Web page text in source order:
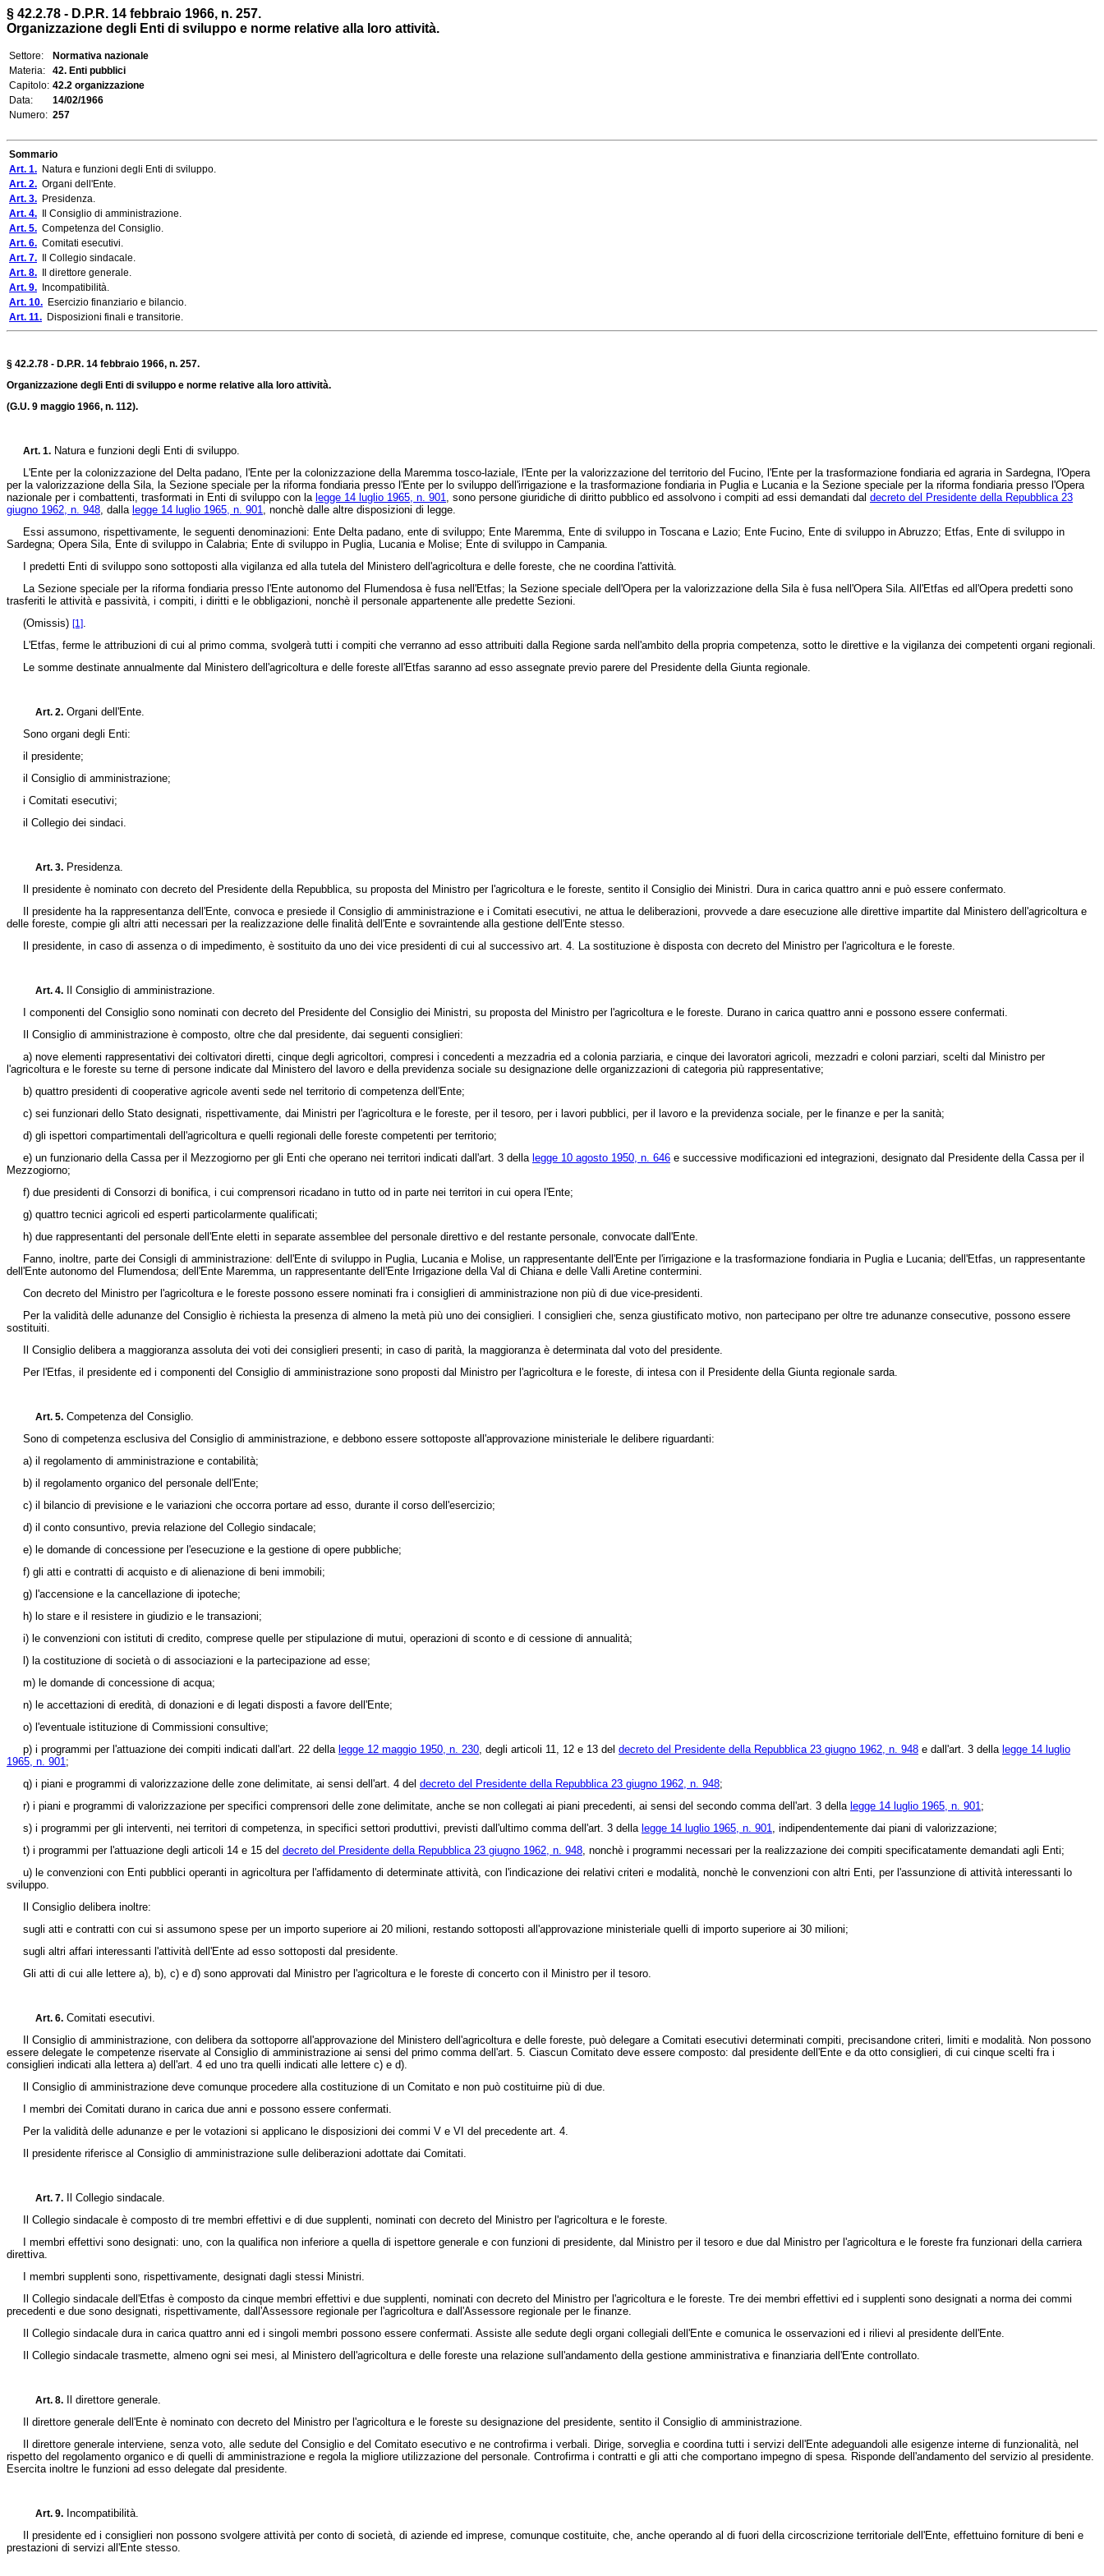
§ 42.2.78 - D.P.R. 14 febbraio 1966, n. 257.
Organizzazione degli Enti di sviluppo e norme relative alla loro attività.
Settore:
Normativa nazionale
Materia:
42. Enti pubblici
Capitolo: 42.2 organizzazione
Data:
14/02/1966
Numero: 257
Sommario
Art. 1. Natura e funzioni degli Enti di sviluppo.
Art. 2. Organi dell'Ente.
Art. 3. Presidenza.
Art. 4. Il Consiglio di amministrazione.
Art. 5. Competenza del Consiglio.
Art. 6. Comitati esecutivi.
Art. 7. Il Collegio sindacale.
Art. 8. Il direttore generale.
Art. 9. Incompatibilità.
Art. 10. Esercizio finanziario e bilancio.
Art. 11. Disposizioni finali e transitorie.
§ 42.2.78 - D.P.R. 14 febbraio 1966, n. 257.
Organizzazione degli Enti di sviluppo e norme relative alla loro attività.
(G.U. 9 maggio 1966, n. 112).
Art. 1. Natura e funzioni degli Enti di sviluppo.
L'Ente per la colonizzazione del Delta padano, l'Ente per la colonizzazione della Maremma tosco-laziale, l'Ente per la valorizzazione del territorio del Fucino, l'Ente per la trasformazione fondiaria ed agraria in Sardegna, l'Opera
per la valorizzazione della Sila, la Sezione speciale per la riforma fondiaria presso l'Ente per lo sviluppo dell'irrigazione e la trasformazione fondiaria in Puglia e Lucania e la Sezione speciale per la riforma fondiaria presso l'Opera
nazionale per i combattenti, trasformati in Enti di sviluppo con la legge 14 luglio 1965, n. 901, sono persone giuridiche di diritto pubblico ed assolvono i compiti ad essi demandati dal decreto del Presidente della Repubblica 23
giugno 1962, n. 948, dalla legge 14 luglio 1965, n. 901, nonchè dalle altre disposizioni di legge.
Essi assumono, rispettivamente, le seguenti denominazioni: Ente Delta padano, ente di sviluppo; Ente Maremma, Ente di sviluppo in Toscana e Lazio; Ente Fucino, Ente di sviluppo in Abruzzo; Etfas, Ente di sviluppo in
Sardegna; Opera Sila, Ente di sviluppo in Calabria; Ente di sviluppo in Puglia, Lucania e Molise; Ente di sviluppo in Campania.
I predetti Enti di sviluppo sono sottoposti alla vigilanza ed alla tutela del Ministero dell'agricoltura e delle foreste, che ne coordina l'attività.
La Sezione speciale per la riforma fondiaria presso l'Ente autonomo del Flumendosa è fusa nell'Etfas; la Sezione speciale dell'Opera per la valorizzazione della Sila è fusa nell'Opera Sila. All'Etfas ed all'Opera predetti sono
trasferiti le attività e passività, i compiti, i diritti e le obbligazioni, nonchè il personale appartenente alle predette Sezioni.
(Omissis) [1].
L'Etfas, ferme le attribuzioni di cui al primo comma, svolgerà tutti i compiti che verranno ad esso attribuiti dalla Regione sarda nell'ambito della propria competenza, sotto le direttive e la vigilanza dei competenti organi regionali.
Le somme destinate annualmente dal Ministero dell'agricoltura e delle foreste all'Etfas saranno ad esso assegnate previo parere del Presidente della Giunta regionale.
Art. 2. Organi dell'Ente.
Sono organi degli Enti:
il presidente;
il Consiglio di amministrazione;
i Comitati esecutivi;
il Collegio dei sindaci.
Art. 3. Presidenza.
Il presidente è nominato con decreto del Presidente della Repubblica, su proposta del Ministro per l'agricoltura e le foreste, sentito il Consiglio dei Ministri. Dura in carica quattro anni e può essere confermato.
Il presidente ha la rappresentanza dell'Ente, convoca e presiede il Consiglio di amministrazione e i Comitati esecutivi, ne attua le deliberazioni, provvede a dare esecuzione alle direttive impartite dal Ministero dell'agricoltura e
delle foreste, compie gli altri atti necessari per la realizzazione delle finalità dell'Ente e sovraintende alla gestione dell'Ente stesso.
Il presidente, in caso di assenza o di impedimento, è sostituito da uno dei vice presidenti di cui al successivo art. 4. La sostituzione è disposta con decreto del Ministro per l'agricoltura e le foreste.
Art. 4. Il Consiglio di amministrazione.
I componenti del Consiglio sono nominati con decreto del Presidente del Consiglio dei Ministri, su proposta del Ministro per l'agricoltura e le foreste. Durano in carica quattro anni e possono essere confermati.
Il Consiglio di amministrazione è composto, oltre che dal presidente, dai seguenti consiglieri:
a) nove elementi rappresentativi dei coltivatori diretti, cinque degli agricoltori, compresi i concedenti a mezzadria ed a colonia parziaria, e cinque dei lavoratori agricoli, mezzadri e coloni parziari, scelti dal Ministro per
l'agricoltura e le foreste su terne di persone indicate dal Ministero del lavoro e della previdenza sociale su designazione delle organizzazioni di categoria più rappresentative;
b) quattro presidenti di cooperative agricole aventi sede nel territorio di competenza dell'Ente;
c) sei funzionari dello Stato designati, rispettivamente, dai Ministri per l'agricoltura e le foreste, per il tesoro, per i lavori pubblici, per il lavoro e la previdenza sociale, per le finanze e per la sanità;
d) gli ispettori compartimentali dell'agricoltura e quelli regionali delle foreste competenti per territorio;
e) un funzionario della Cassa per il Mezzogiorno per gli Enti che operano nei territori indicati dall'art. 3 della legge 10 agosto 1950, n. 646 e successive modificazioni ed integrazioni, designato dal Presidente della Cassa per il
Mezzogiorno;
f) due presidenti di Consorzi di bonifica, i cui comprensori ricadano in tutto od in parte nei territori in cui opera l'Ente;
g) quattro tecnici agricoli ed esperti particolarmente qualificati;
h) due rappresentanti del personale dell'Ente eletti in separate assemblee del personale direttivo e del restante personale, convocate dall'Ente.
Fanno, inoltre, parte dei Consigli di amministrazione: dell'Ente di sviluppo in Puglia, Lucania e Molise, un rappresentante dell'Ente per l'irrigazione e la trasformazione fondiaria in Puglia e Lucania; dell'Etfas, un rappresentante
dell'Ente autonomo del Flumendosa; dell'Ente Maremma, un rappresentante dell'Ente Irrigazione della Val di Chiana e delle Valli Aretine contermini.
Con decreto del Ministro per l'agricoltura e le foreste possono essere nominati fra i consiglieri di amministrazione non più di due vice-presidenti.
Per la validità delle adunanze del Consiglio è richiesta la presenza di almeno la metà più uno dei consiglieri. I consiglieri che, senza giustificato motivo, non partecipano per oltre tre adunanze consecutive, possono essere
sostituiti.
Il Consiglio delibera a maggioranza assoluta dei voti dei consiglieri presenti; in caso di parità, la maggioranza è determinata dal voto del presidente.
Per l'Etfas, il presidente ed i componenti del Consiglio di amministrazione sono proposti dal Ministro per l'agricoltura e le foreste, di intesa con il Presidente della Giunta regionale sarda.
Art. 5. Competenza del Consiglio.
Sono di competenza esclusiva del Consiglio di amministrazione, e debbono essere sottoposte all'approvazione ministeriale le delibere riguardanti:
a) il regolamento di amministrazione e contabilità;
b) il regolamento organico del personale dell'Ente;
c) il bilancio di previsione e le variazioni che occorra portare ad esso, durante il corso dell'esercizio;
d) il conto consuntivo, previa relazione del Collegio sindacale;
e) le domande di concessione per l'esecuzione e la gestione di opere pubbliche;
f) gli atti e contratti di acquisto e di alienazione di beni immobili;
g) l'accensione e la cancellazione di ipoteche;
h) lo stare e il resistere in giudizio e le transazioni;
i) le convenzioni con istituti di credito, comprese quelle per stipulazione di mutui, operazioni di sconto e di cessione di annualità;
l) la costituzione di società o di associazioni e la partecipazione ad esse;
m) le domande di concessione di acqua;
n) le accettazioni di eredità, di donazioni e di legati disposti a favore dell'Ente;
o) l'eventuale istituzione di Commissioni consultive;
p) i programmi per l'attuazione dei compiti indicati dall'art. 22 della legge 12 maggio 1950, n. 230, degli articoli 11, 12 e 13 del decreto del Presidente della Repubblica 23 giugno 1962, n. 948 e dall'art. 3 della legge 14 luglio
1965, n. 901;
q) i piani e programmi di valorizzazione delle zone delimitate, ai sensi dell'art. 4 del decreto del Presidente della Repubblica 23 giugno 1962, n. 948;
r) i piani e programmi di valorizzazione per specifici comprensori delle zone delimitate, anche se non collegati ai piani precedenti, ai sensi del secondo comma dell'art. 3 della legge 14 luglio 1965, n. 901;
s) i programmi per gli interventi, nei territori di competenza, in specifici settori produttivi, previsti dall'ultimo comma dell'art. 3 della legge 14 luglio 1965, n. 901, indipendentemente dai piani di valorizzazione;
t) i programmi per l'attuazione degli articoli 14 e 15 del decreto del Presidente della Repubblica 23 giugno 1962, n. 948, nonchè i programmi necessari per la realizzazione dei compiti specificatamente demandati agli Enti;
u) le convenzioni con Enti pubblici operanti in agricoltura per l'affidamento di determinate attività, con l'indicazione dei relativi criteri e modalità, nonchè le convenzioni con altri Enti, per l'assunzione di attività interessanti lo
sviluppo.
Il Consiglio delibera inoltre:
sugli atti e contratti con cui si assumono spese per un importo superiore ai 20 milioni, restando sottoposti all'approvazione ministeriale quelli di importo superiore ai 30 milioni;
sugli altri affari interessanti l'attività dell'Ente ad esso sottoposti dal presidente.
Gli atti di cui alle lettere a), b), c) e d) sono approvati dal Ministro per l'agricoltura e le foreste di concerto con il Ministro per il tesoro.
Art. 6. Comitati esecutivi.
Il Consiglio di amministrazione, con delibera da sottoporre all'approvazione del Ministero dell'agricoltura e delle foreste, può delegare a Comitati esecutivi determinati compiti, precisandone criteri, limiti e modalità. Non possono
essere delegate le competenze riservate al Consiglio di amministrazione ai sensi del primo comma dell'art. 5. Ciascun Comitato deve essere composto: dal presidente dell'Ente e da otto consiglieri, di cui cinque scelti fra i
consiglieri indicati alla lettera a) dell'art. 4 ed uno tra quelli indicati alle lettere c) e d).
Il Consiglio di amministrazione deve comunque procedere alla costituzione di un Comitato e non può costituirne più di due.
I membri dei Comitati durano in carica due anni e possono essere confermati.
Per la validità delle adunanze e per le votazioni si applicano le disposizioni dei commi V e VI del precedente art. 4.
Il presidente riferisce al Consiglio di amministrazione sulle deliberazioni adottate dai Comitati.
Art. 7. Il Collegio sindacale.
Il Collegio sindacale è composto di tre membri effettivi e di due supplenti, nominati con decreto del Ministro per l'agricoltura e le foreste.
I membri effettivi sono designati: uno, con la qualifica non inferiore a quella di ispettore generale e con funzioni di presidente, dal Ministro per il tesoro e due dal Ministro per l'agricoltura e le foreste fra funzionari della carriera
direttiva.
I membri supplenti sono, rispettivamente, designati dagli stessi Ministri.
Il Collegio sindacale dell'Etfas è composto da cinque membri effettivi e due supplenti, nominati con decreto del Ministro per l'agricoltura e le foreste. Tre dei membri effettivi ed i supplenti sono designati a norma dei commi
precedenti e due sono designati, rispettivamente, dall'Assessore regionale per l'agricoltura e dall'Assessore regionale per le finanze.
Il Collegio sindacale dura in carica quattro anni ed i singoli membri possono essere confermati. Assiste alle sedute degli organi collegiali dell'Ente e comunica le osservazioni ed i rilievi al presidente dell'Ente.
Il Collegio sindacale trasmette, almeno ogni sei mesi, al Ministero dell'agricoltura e delle foreste una relazione sull'andamento della gestione amministrativa e finanziaria dell'Ente controllato.
Art. 8. Il direttore generale.
Il direttore generale dell'Ente è nominato con decreto del Ministro per l'agricoltura e le foreste su designazione del presidente, sentito il Consiglio di amministrazione.
Il direttore generale interviene, senza voto, alle sedute del Consiglio e del Comitato esecutivo e ne controfirma i verbali. Dirige, sorveglia e coordina tutti i servizi dell'Ente adeguandoli alle esigenze interne di funzionalità, nel
rispetto del regolamento organico e di quelli di amministrazione e regola la migliore utilizzazione del personale. Controfirma i contratti e gli atti che comportano impegno di spesa. Risponde dell'andamento del servizio al presidente.
Esercita inoltre le funzioni ad esso delegate dal presidente.
Art. 9. Incompatibilità.
Il presidente ed i consiglieri non possono svolgere attività per conto di società, di aziende ed imprese, comunque costituite, che, anche operando al di fuori della circoscrizione territoriale dell'Ente, effettuino forniture di beni e
prestazioni di servizi all'Ente stesso.